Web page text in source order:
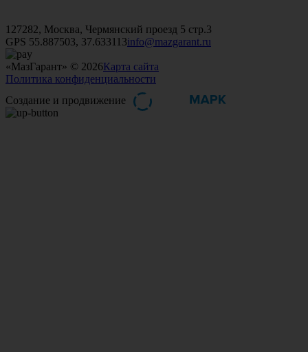
127282, Москва, Чермянский проезд 5 стр.3
GPS 55.887503, 37.633113info@mazgarant.ru
«МазГарант» © 2026Карта сайта
Политика конфиденциальности
Создание и продвижение